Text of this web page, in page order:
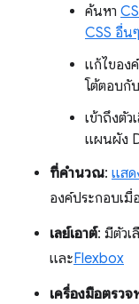
ค้นหา
CSS อื่นๆ
แก้ไของ
โต้ตอบกับ
เข้าถึงตั
แผนผัง
ที่คำนวณ: แสด
องค์ประกอบเ
เลย์เอาต์: มีตัว
และFlexbox
เครื่องมือตรว